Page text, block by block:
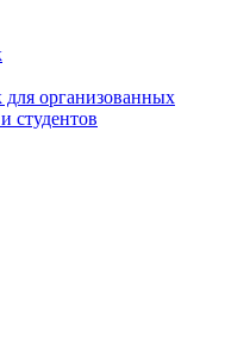
для организованных
студентов